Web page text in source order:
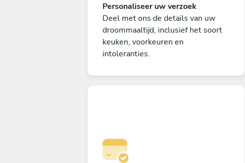
Personaliseer uw verzoek
Deel met ons de details van uw
droommaaltijd, inclusief het soort
keuken, voorkeuren en
intoleranties.